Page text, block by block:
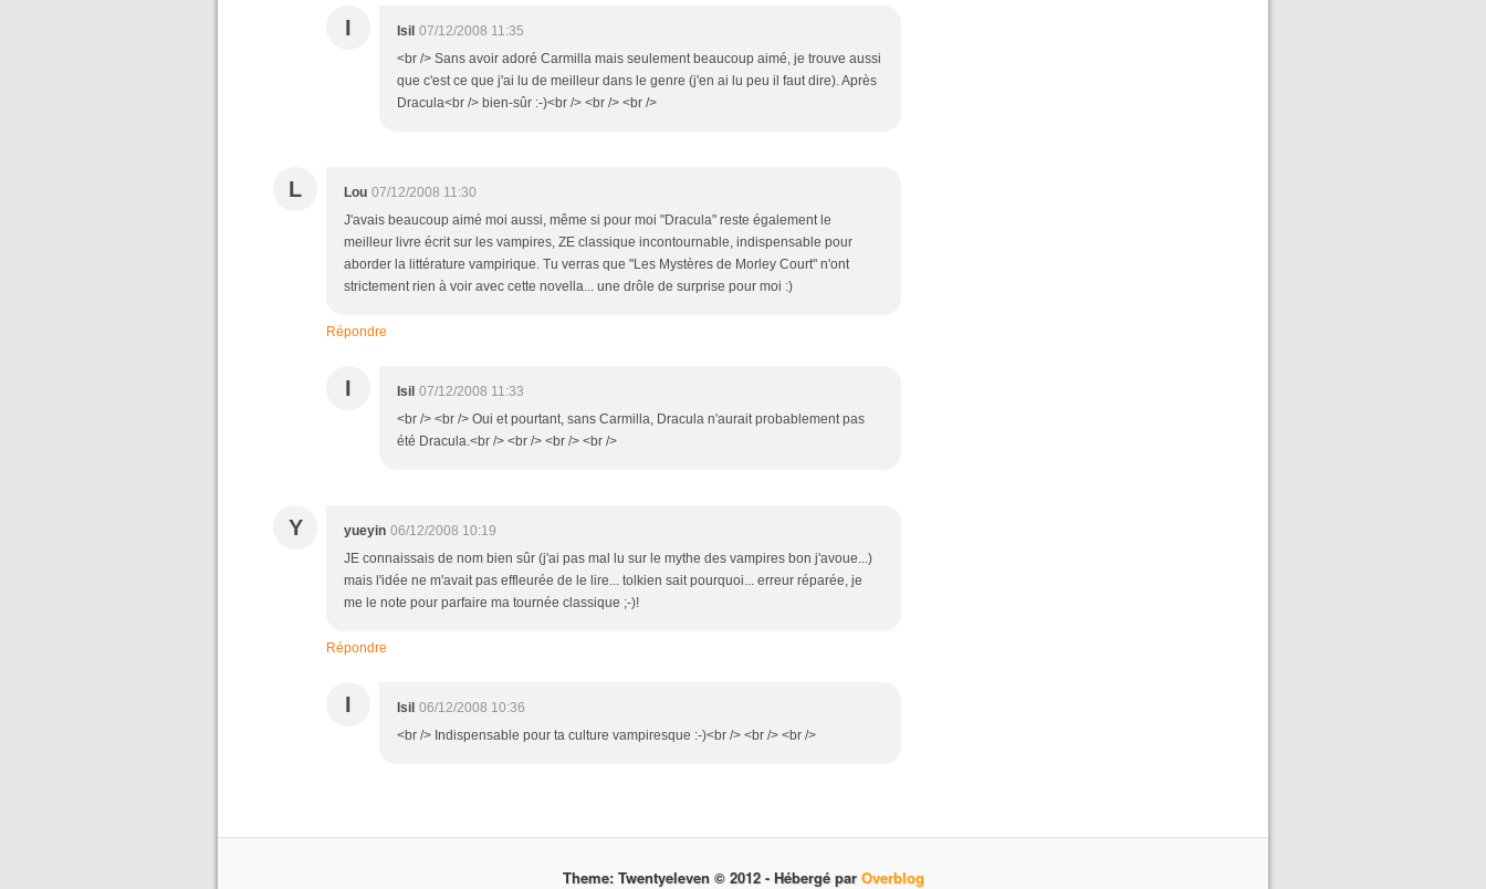
I Isil 07/12/2008 11:35
<br /> Sans avoir adoré Carmilla mais seulement beaucoup aimé, je trouve aussi
que c'est ce que j'ai lu de meilleur dans le genre (j'en ai lu peu il faut dire). Après
Dracula<br /> bien-sûr :-)<br /> <br /> <br />
L Lou 07/12/2008 11:30
J'avais beaucoup aimé moi aussi, même si pour moi "Dracula" reste également le
meilleur livre écrit sur les vampires, ZE classique incontournable, indispensable pour
aborder la littérature vampirique. Tu verras que "Les Mystères de Morley Court" n'ont
strictement rien à voir avec cette novella... une drôle de surprise pour moi :)
Répondre
I Isil 07/12/2008 11:33
<br /> <br /> Oui et pourtant, sans Carmilla, Dracula n'aurait probablement pas
été Dracula.<br /> <br /> <br /> <br />
Y yueyin 06/12/2008 10:19
JE connaissais de nom bien sûr (j'ai pas mal lu sur le mythe des vampires bon j'avoue...)
mais l'idée ne m'avait pas effleurée de le lire... tolkien sait pourquoi... erreur réparée, je
me le note pour parfaire ma tournée classique ;-)!
Répondre
I Isil 06/12/2008 10:36
<br /> Indispensable pour ta culture vampiresque :-)<br /> <br /> <br />
Theme: Twentyeleven © 2012 - Hébergé par Overblog